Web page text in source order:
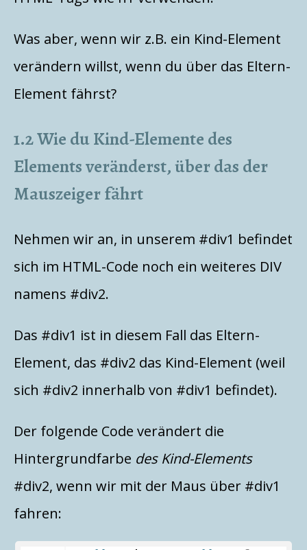
Was aber, wenn wir z.B. ein Kind-Element
verändern willst, wenn du über das Eltern-
Element fährst?
1.2 Wie du Kind-Elemente des
Elements veränderst, über das der
Mauszeiger fährt
Nehmen wir an, in unserem #div1 befindet
sich im HTML-Code noch ein weiteres DIV
namens #div2.
Das #div1 ist in diesem Fall das Eltern-
Element, das #div2 das Kind-Element (weil
sich #div2 innerhalb von #div1 befindet).
Der folgende Code verändert die
Hintergrundfarbe des Kind-Elements
#div2, wenn wir mit der Maus über #div1
fahren: